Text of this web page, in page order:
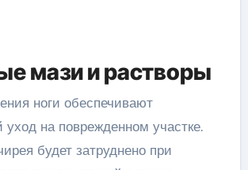
мази и растворы
ноги обеспечивают
уход на поврежденном участке.
будет затруднено при